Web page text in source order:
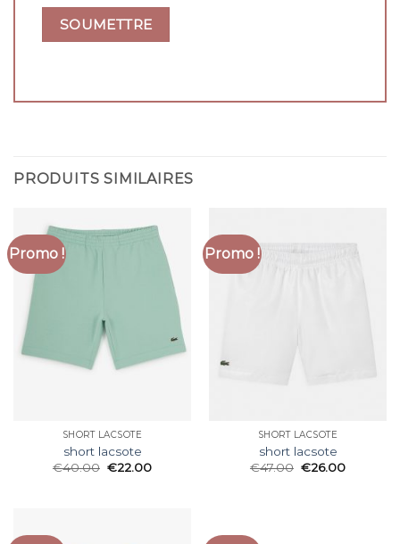
PRODUITS SIMILAIRES
Promo !
SHORT LACSOTE
short lacsote
€40.00 €22.00
Promo !
SHORT LACSOTE
short lacsote
€47.00 €26.00